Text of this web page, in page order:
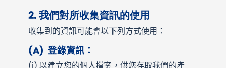
2. 我們對所收集資訊的使用
收集到的資訊可能會以下列方式使用：
(A) 登錄資訊：